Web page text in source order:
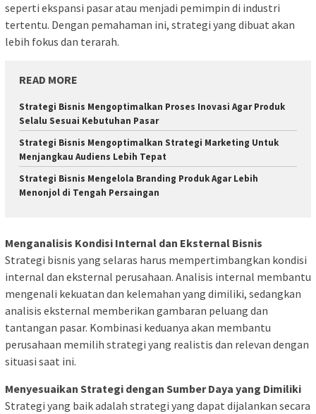
seperti ekspansi pasar atau menjadi pemimpin di industri
tertentu. Dengan pemahaman ini, strategi yang dibuat akan
lebih fokus dan terarah.
READ MORE
Strategi Bisnis Mengoptimalkan Proses Inovasi Agar Produk
Selalu Sesuai Kebutuhan Pasar
Strategi Bisnis Mengoptimalkan Strategi Marketing Untuk
Menjangkau Audiens Lebih Tepat
Strategi Bisnis Mengelola Branding Produk Agar Lebih
Menonjol di Tengah Persaingan
Menganalisis Kondisi Internal dan Eksternal Bisnis
Strategi bisnis yang selaras harus mempertimbangkan kondisi
internal dan eksternal perusahaan. Analisis internal membantu
mengenali kekuatan dan kelemahan yang dimiliki, sedangkan
analisis eksternal memberikan gambaran peluang dan
tantangan pasar. Kombinasi keduanya akan membantu
perusahaan memilih strategi yang realistis dan relevan dengan
situasi saat ini.
Menyesuaikan Strategi dengan Sumber Daya yang Dimiliki
Strategi yang baik adalah strategi yang dapat dijalankan secara